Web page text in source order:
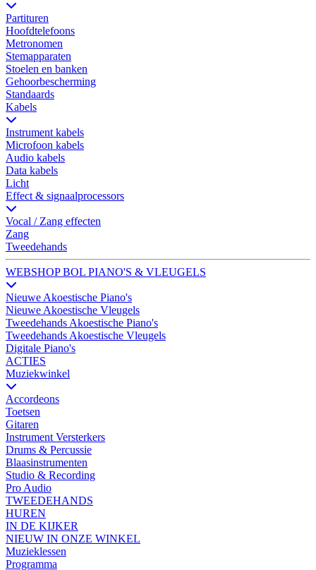
Partituren
Hoofdtelefoons
Metronomen
Stemapparaten
Stoelen en banken
Gehoorbescherming
Standaards
Kabels
Instrument kabels
Microfoon kabels
Audio kabels
Data kabels
Licht
Effect & signaalprocessors
Vocal / Zang effecten
Zang
Tweedehands
WEBSHOP BOL PIANO'S & VLEUGELS
Nieuwe Akoestische Piano's
Nieuwe Akoestische Vleugels
Tweedehands Akoestische Piano's
Tweedehands Akoestische Vleugels
Digitale Piano's
ACTIES
Muziekwinkel
Accordeons
Toetsen
Gitaren
Instrument Versterkers
Drums & Percussie
Blaasinstrumenten
Studio & Recording
Pro Audio
TWEEDEHANDS
HUREN
IN DE KIJKER
NIEUW IN ONZE WINKEL
Muzieklessen
Programma